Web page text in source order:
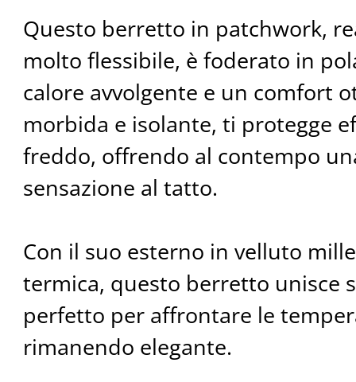
Questo berretto in patchwork,
molto flessibile, è foderato in
calore avvolgente e un comfort
morbida e isolante, ti protegge
freddo, offrendo al contempo
sensazione al tatto.
Con il suo esterno in velluto
termica, questo berretto unisce
perfetto per affrontare le
rimanendo elegante.